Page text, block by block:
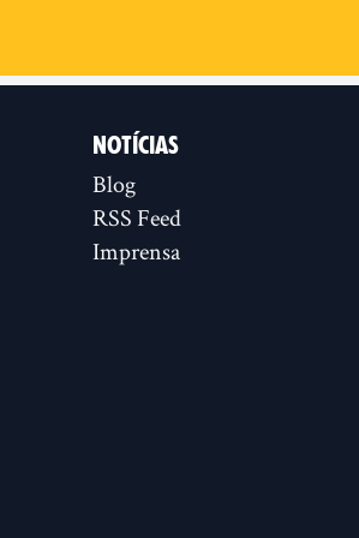
NOTÍCIAS
Blog
RSS Feed
Imprensa